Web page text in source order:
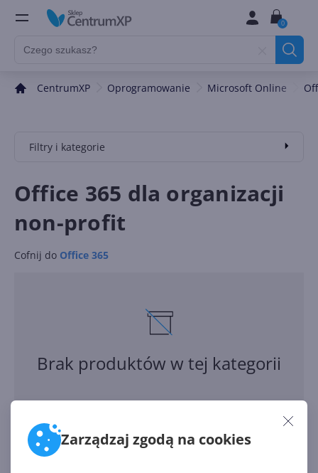
Zarządzaj zgodą na cookies
0
CentrumXP Oprogramowanie Microsoft Online
Filtry i kategorie
Office 365 dla organizacji
non-profit
Cofnij do Office 365
Brak produktów w tej kategorii